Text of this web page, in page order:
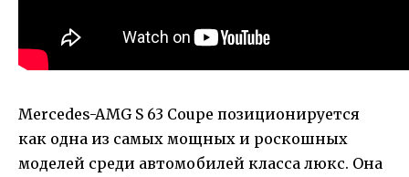
Mercedes-AMG S 63 Coupe позиционируется
как одна из самых мощных и роскошных
моделей среди автомобилей класса люкс. Она